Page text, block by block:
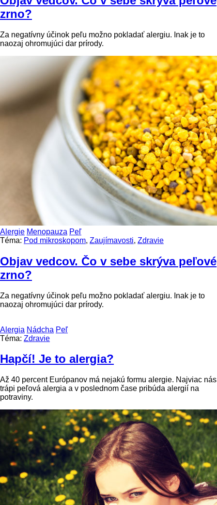
zrno?
Za negatívny účinok peľu možno pokladať alergiu. Inak je to
naozaj ohromujúci dar prírody.
Alergie Menopauza Peľ
Téma: Pod mikroskopom, Zaujímavosti, Zdravie
Objav vedcov. Čo v sebe skrýva peľové
zrno?
Za negatívny účinok peľu možno pokladať alergiu. Inak je to
naozaj ohromujúci dar prírody.
Alergia Nádcha Peľ
Téma: Zdravie
Hapčí! Je to alergia?
Až 40 percent Európanov má nejakú formu alergie. Najviac nás
trápi peľová alergia a v poslednom čase pribúda alergií na
potraviny.